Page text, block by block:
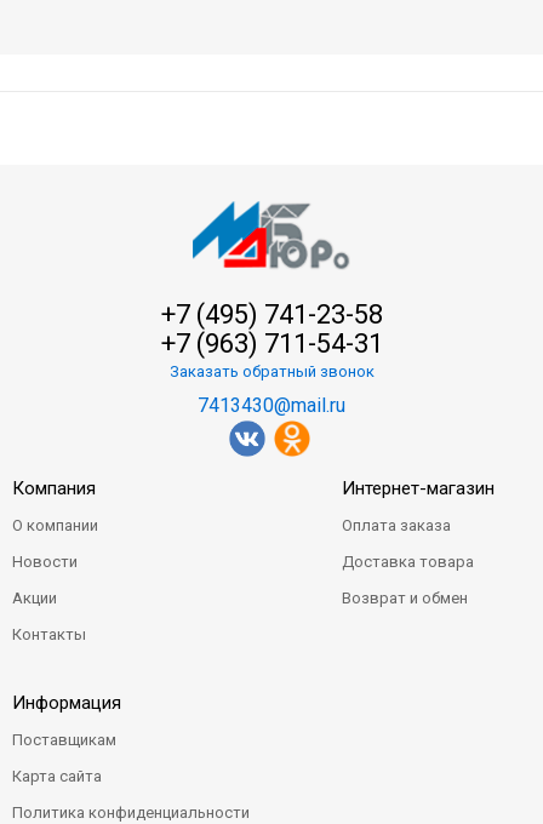
+7 (495) 741-23-58
+7 (963) 711-54-31
Заказать обратный звонок
7413430@mail.ru
Компания
О компании
Новости
Акции
Контакты
Интернет-магазин
Оплата заказа
Доставка товара
Возврат и обмен
Информация
Поставщикам
Карта сайта
Политика конфиденциальности